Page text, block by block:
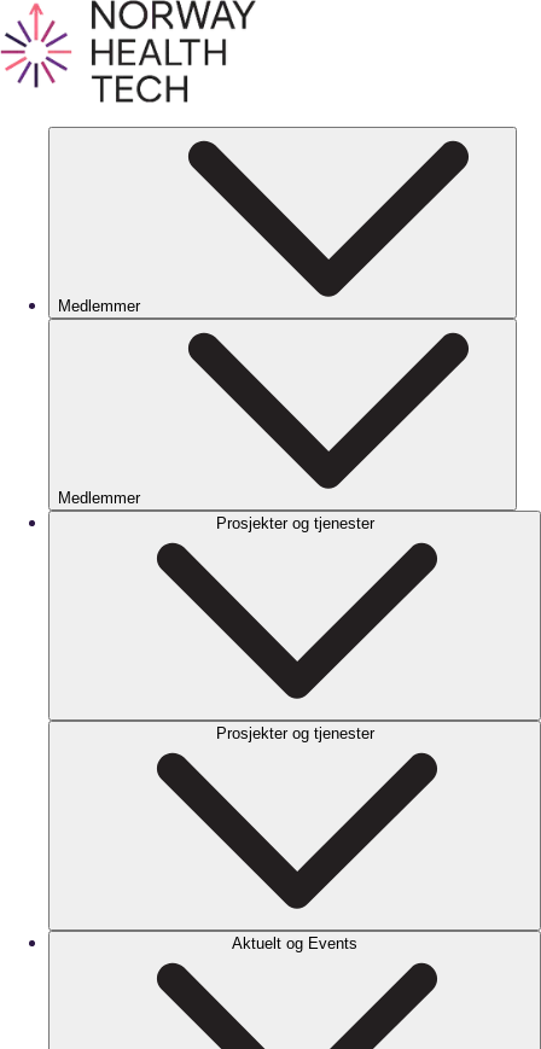
Medlemmer
Medlemmer
Prosjekter og tjenester
Prosjekter og tjenester
Aktuelt og Events